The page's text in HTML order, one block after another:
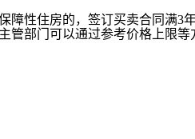
住房的，签订买卖合同满3
部门可以通过参考价格上限